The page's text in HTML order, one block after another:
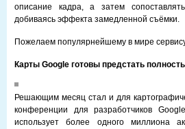
описание кадра, а затем
добиваясь эффекта замедленной съёмки.
Пожелаем популярнейшему в мире
Карты Google готовы предстать
Решающим месяц стал и для
конференции для разработчиков
использует более одного миллиона